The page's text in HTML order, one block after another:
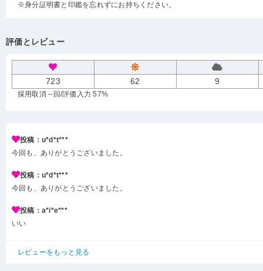
※身分証明書と印鑑を忘れずにお持ちください。
評価とレビュー
723 62 9
採用取消 --回/評価入力 57%
投稿：u*d*t***
今回も、ありがとうございました。
投稿：u*d*t***
今回も、ありがとうございました。
投稿：a*i*e***
いい
レビューをもっと見る